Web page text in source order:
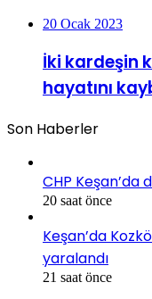
20 Ocak 2023
İki kardeşin
hayatını
Son Haberler
CHP
20 saat önce
Keşan’da
yaralandı
21 saat önce